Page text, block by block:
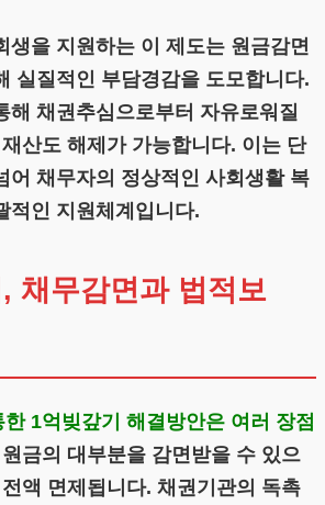
생을 지원하는 이 제도는 원금감면
실질적인 부담경감을 도모합니다.
해 채권추심으로부터 자유로워질
산도 해제가 가능합니다. 이는 단
어 채무자의 정상적인 사회생활 복
적인 지원체계입니다.
채무감면과 법적보
1억빚갚기 해결방안은 여러 장점
금의 대부분을 감면받을 수 있으
액 면제됩니다. 채권기관의 독촉